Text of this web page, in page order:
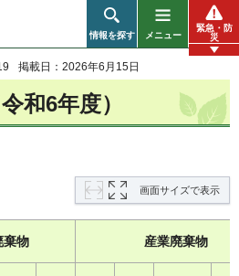
情報を探す メニュー
緊急・防
災
掲載日：2026年6月15日
和6年度）
画面サイズで表示
棄物 産業廃棄物